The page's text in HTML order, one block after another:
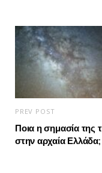
PREV POST
Ποια η σημασία της
στην αρχαία Ελλάδα;